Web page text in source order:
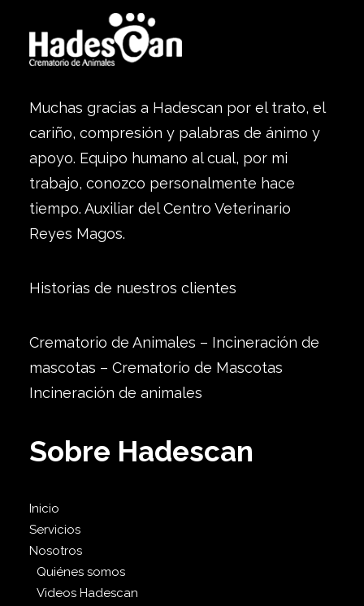
Muchas gracias a Hadescan por el trato, el
cariño, compresión y palabras de ánimo y
apoyo. Equipo humano al cual, por mi
trabajo, conozco personalmente hace
tiempo. Auxiliar del Centro Veterinario
Reyes Magos.
Historias de nuestros clientes
Crematorio de Animales – Incineración de
mascotas – Crematorio de Mascotas
Incineración de animales
Sobre Hadescan
Inicio
Servicios
Nosotros
Quiénes somos
Videos Hadescan